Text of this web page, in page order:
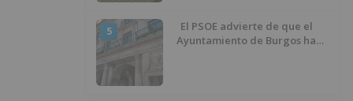
5
El PSOE advierte de que el
Ayuntamiento de Burgos ha